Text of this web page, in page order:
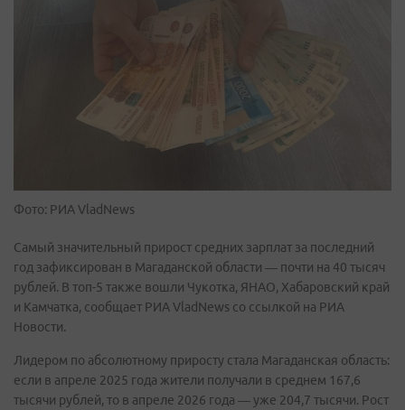
Фото: РИА VladNews
Самый значительный прирост средних зарплат за последний
год зафиксирован в Магаданской области — почти на 40 тысяч
рублей. В топ-5 также вошли Чукотка, ЯНАО, Хабаровский край
и Камчатка, сообщает РИА VladNews со ссылкой на РИА
Новости.
Лидером по абсолютному приросту стала Магаданская область:
если в апреле 2025 года жители получали в среднем 167,6
тысячи рублей, то в апреле 2026 года — уже 204,7 тысячи. Рост